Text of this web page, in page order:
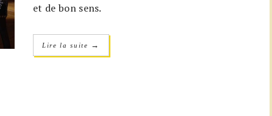
et de bon sens.
Lire la suite →